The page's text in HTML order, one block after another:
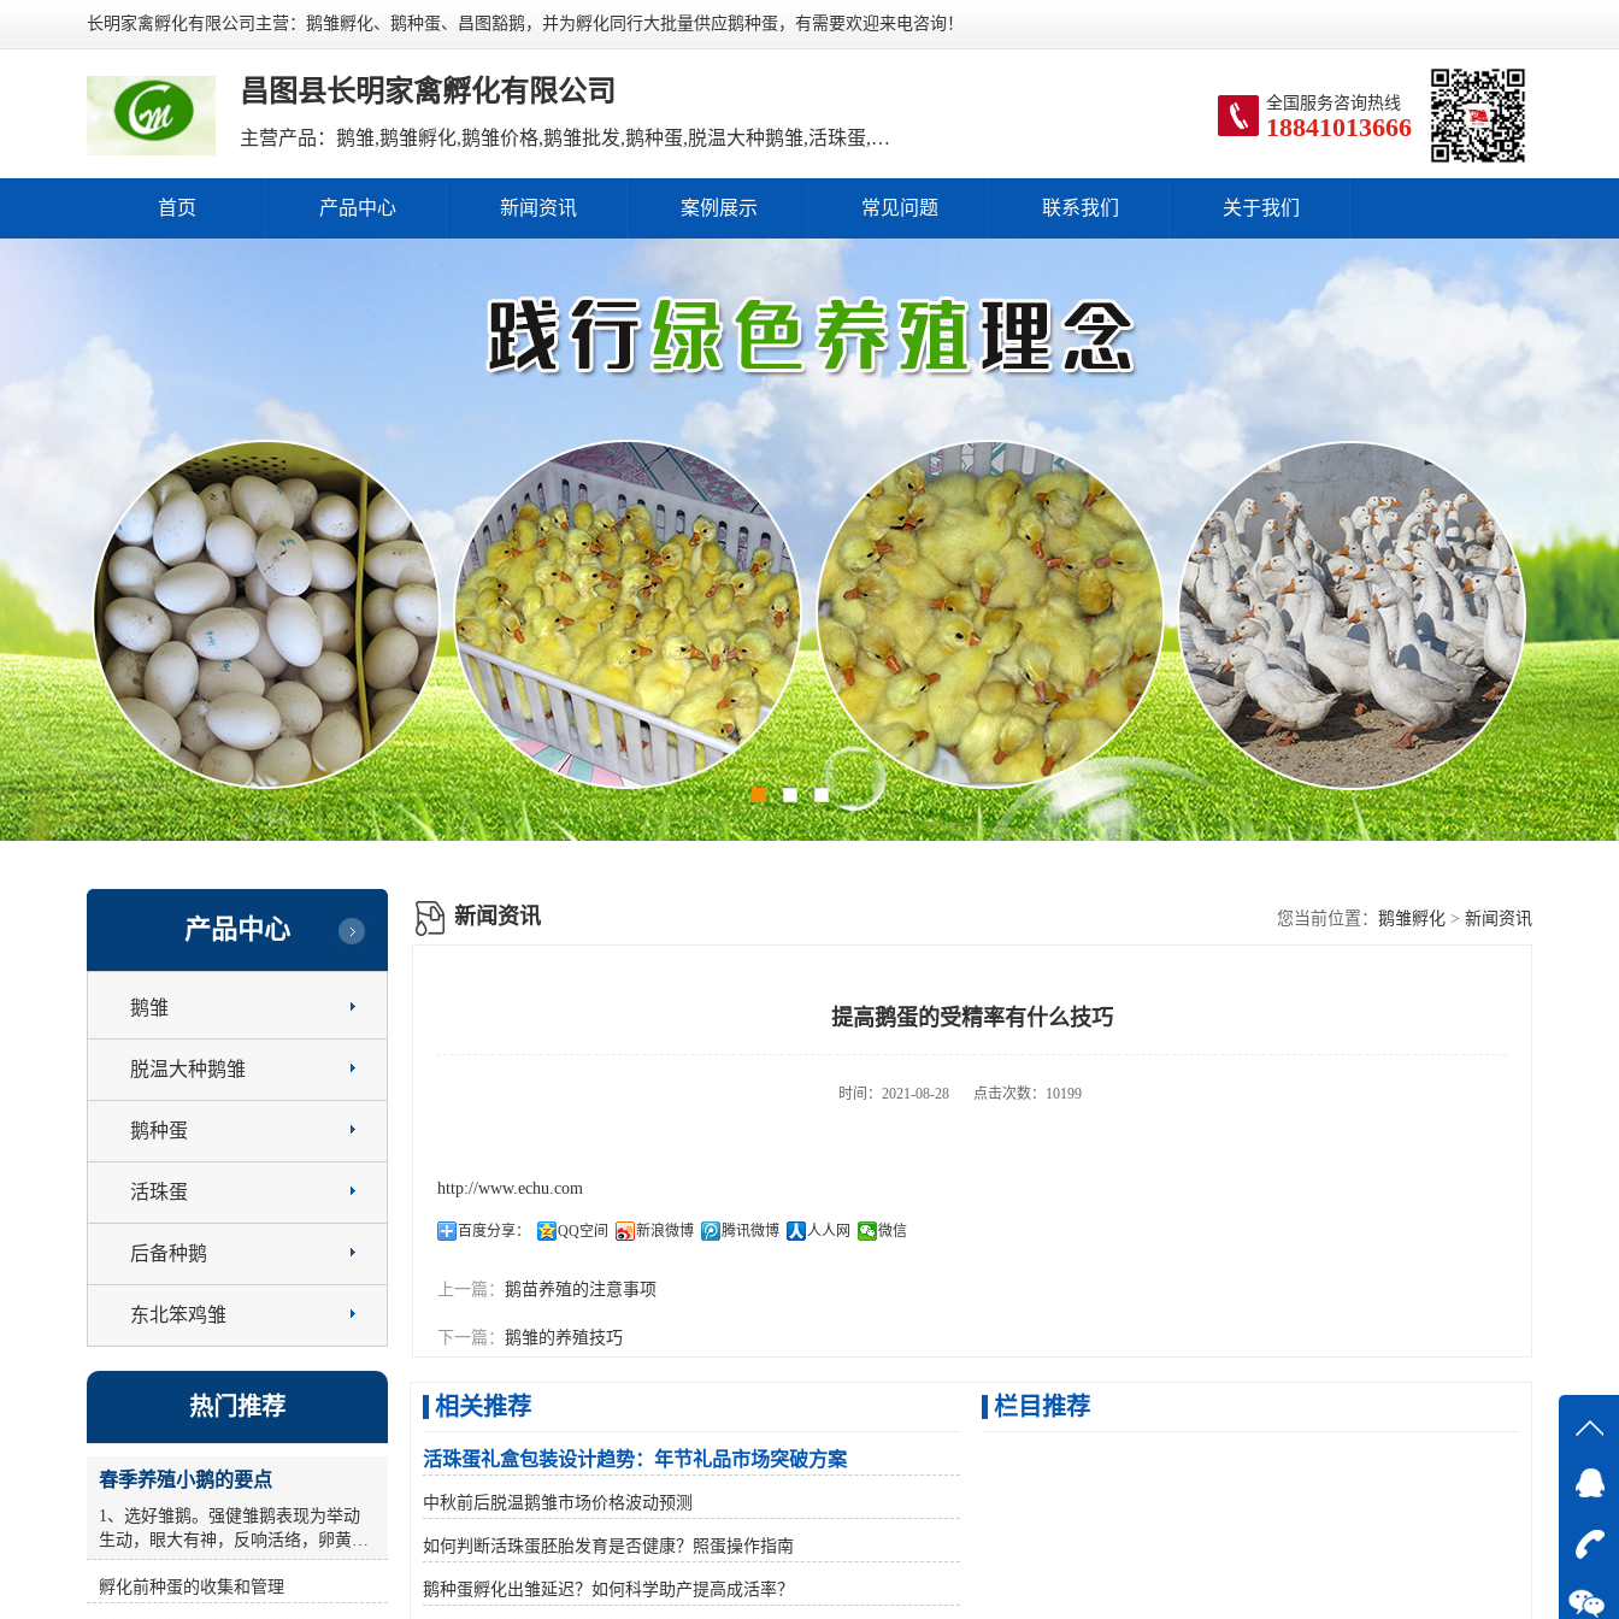
长明家禽孵化有限公司主营：鹅雏孵化、鹅种蛋、昌图豁鹅，并为孵化同行大批量供应鹅种蛋，有需要欢迎来电咨询！
昌图县长明家禽孵化有限公司
主营产品：鹅雏,鹅雏孵化,鹅雏价格,鹅雏批发,鹅种蛋,脱温大种鹅雏,活珠蛋,后备种鹅等家禽产品。
全国服务咨询热线
18841013666
首页 产品中心 新闻资讯 案例展示 常见问题 联系我们 关于我们
新闻资讯 您当前位置： 鹅雏孵化 > 新闻资讯
提高鹅蛋的受精率有什么技巧
时间：2021-08-28 点击次数：10199
http://www.echu.com
百度分享： QQ空间 新浪微博 腾讯微博 人人网 微信
上一篇： 鹅苗养殖的注意事项
下一篇： 鹅雏的养殖技巧
相关推荐
活珠蛋礼盒包装设计趋势：年节礼品市场突破方案
中秋前后脱温鹅雏市场价格波动预测
如何判断活珠蛋胚胎发育是否健康？照蛋操作指南
鹅种蛋孵化出雏延迟？如何科学助产提高成活率？
栏目推荐
产品中心
鹅雏
脱温大种鹅雏
鹅种蛋
活珠蛋
后备种鹅
东北笨鸡雏
热门推荐
春季养殖小鹅的要点
1、选好雏鹅。强健雏鹅表现为举动
生动，眼大有神，反响活络，卵黄缩
短杰出，毛干后能站稳，叫声有力，
用手抓住颈部提起来时，双脚敏捷缩
孵化前种蛋的收集和管理
在线
在
咨询